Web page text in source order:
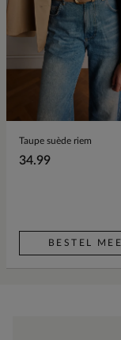
Taupe suède riem
34.99
BESTEL MEE